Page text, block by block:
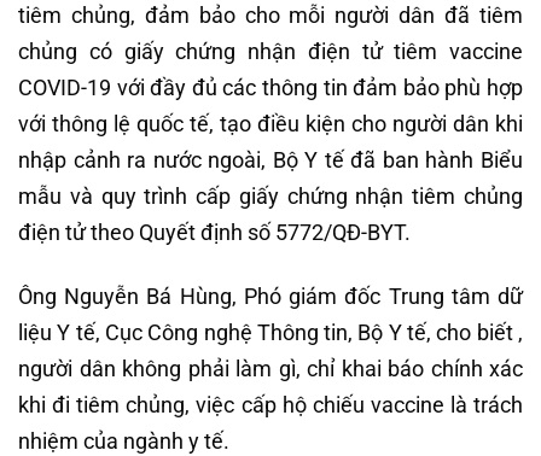
tiêm chủng, đảm bảo cho mỗi người dân đã tiêm
chủng có giấy chứng nhận điện tử tiêm vaccine
COVID-19 với đầy đủ các thông tin đảm bảo phù hợp
với thông lệ quốc tế, tạo điều kiện cho người dân khi
nhập cảnh ra nước ngoài, Bộ Y tế đã ban hành Biểu
mẫu và quy trình cấp giấy chứng nhận tiêm chủng
điện tử theo Quyết định số 5772/QĐ-BYT.
Ông Nguyễn Bá Hùng, Phó giám đốc Trung tâm dữ
liệu Y tế, Cục Công nghệ Thông tin, Bộ Y tế, cho biết ,
người dân không phải làm gì, chỉ khai báo chính xác
khi đi tiêm chủng, việc cấp hộ chiếu vaccine là trách
nhiệm của ngành y tế.